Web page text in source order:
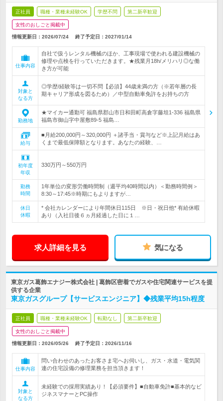
正社員 職種・業種未経験OK 学歴不問 第二新卒歓迎
女性のおしごと掲載中
情報更新日：2026/07/24 終了予定日： 2027/01/14
仕事内容
自社で扱うレンタル機械のほか、工事現場で使われる建設機械の
修理や点検を行っていただきます。★残業月18h/メリハリ◎な働
き方が可能
対象と
なる方
◎学歴/経験等は一切不問【必須】44歳未満の方（※若年層の長
期キャリア形成を図るため）／中型自動車免許をお持ちの方
勤務地
★マイカー通勤可 福島県郡山市日和田町高倉字藤坦1-336 福島県
福島市御山字中屋敷89-5 福島…
給与
■月給200,000円～320,000円 ＋諸手当・賞与など※上記月給はあ
くまで最低保障額となります。あなたの経験、…
初年度
年収
330万円～550万円
勤務
時間
1年単位の変形労働時間制（週平均40時間以内）＜勤務時間例＞
8:30～17:45※時期にもよりますが…
休日
休暇
* 会社カレンダーにより年間休日115日 ※日・祝日他* 有給休暇
あり（入社日後６ヵ月経過した日に１…
求人詳細を見る 気になる
東京ガス葛飾エナジー株式会社 | 葛飾区密着でガスや住宅関連サービスを提
供する企業
東京ガスグループ【サービスエンジニア】◆残業平均15h程度
正社員 職種・業種未経験OK 転勤なし 第二新卒歓迎
女性のおしごと掲載中
情報更新日：2026/05/26 終了予定日： 2026/11/16
仕事内容
問い合わせのあったお客さま宅へお伺いし、ガス・水道・電気関
連の住宅設備の修理業務を担当頂きます！
対象と
なる方
未経験での採用実績あり！【必須要件】■自動車免許■基本的なビ
ジネスマナーとPC操作